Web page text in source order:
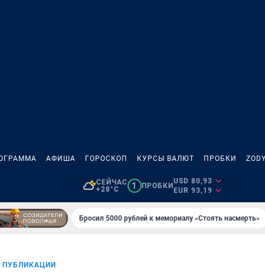
АФИША ГОРОСКОП КУРСЫ ВАЛЮТ ПРОБКИ ZODY
СЕЙЧАС
+28°C
1 ПРОБКИ
USD 80,93
EUR 93,19
Бросил 5000 рублей к мемориалу «Стоять насмерть»
ПУБЛИКАЦИИ